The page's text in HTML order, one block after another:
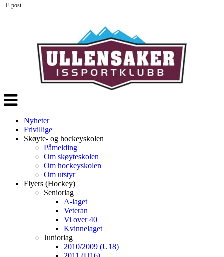
Veksle
navigasjon
Nyheter
Frivillige
Skøyte- og hockeyskolen
Påmelding
Om skøyteskolen
Om hockeyskolen
Om utstyr
Flyers (Hockey)
Seniorlag
A-laget
Veteran
Vi over 40
Kvinnelaget
Juniorlag
2010/2009 (U18)
E-post